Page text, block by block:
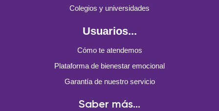
Colegios y universidades
Usuarios...
Cómo te atendemos
Plataforma de bienestar emocional
Garantía de nuestro servicio
Saber más...